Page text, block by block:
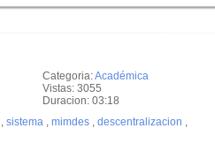
Categoria:Académica
Vistas: 3055
Duracion: 03:18
, sistema , mimdes , descentralizacion ,